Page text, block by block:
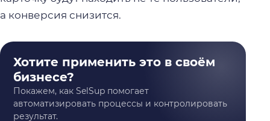
а конверсия снизится.
Хотите применить это в своём
бизнесе?
Покажем, как SelSup помогает
автоматизировать процессы и контролировать
результат.